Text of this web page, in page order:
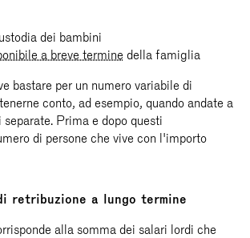
dei bambini
a breve termine della famiglia
bastare per un numero variabile di
conto, ad esempio, quando andate a
Prima e dopo questi
di persone che vive con l'importo
retribuzione a lungo termine
alla somma dei salari lordi che